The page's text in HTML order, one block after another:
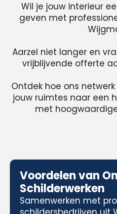
Wil je jouw interieur
geven met
Aarzel niet langer en
vrijblijvende offerte
Ontdek hoe ons
jouw ruimtes naar een
met
Voordelen van
Schilderwerken
Samenwerken met